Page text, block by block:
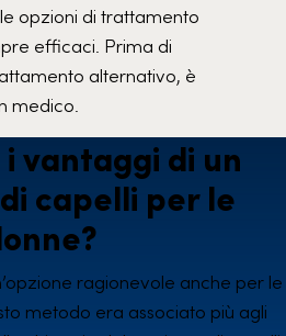
opzioni di trattamento
efficaci. Prima di
alternativo, è
medico.
vantaggi di un
capelli per le
ragionevole anche per le
metodo era associato più agli